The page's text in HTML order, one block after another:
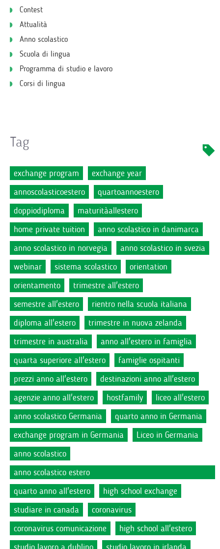
Contest
Attualità
Anno scolastico
Scuola di lingua
Programma di studio e lavoro
Corsi di lingua
Tag
exchange program
exchange year
annoscolasticoestero
quartoannoestero
doppiodiploma
maturitàallestero
home private tuition
anno scolastico in danimarca
anno scolastico in norvegia
anno scolastico in svezia
webinar
sistema scolastico
orientation
orientamento
trimestre all'estero
semestre all'estero
rientro nella scuola italiana
diploma all'estero
trimestre in nuova zelanda
trimestre in australia
anno all'estero in famiglia
quarta superiore all'estero
famiglie ospitanti
prezzi anno all'estero
destinazioni anno all'estero
agenzie anno all'estero
hostfamily
liceo all'estero
anno scolastico Germania
quarto anno in Germania
exchange program in Germania
Liceo in Germania
anno scolastico
anno scolastico estero
quarto anno all'estero
high school exchange
studiare in canada
coronavirus
coronavirus comunicazione
high school all'estero